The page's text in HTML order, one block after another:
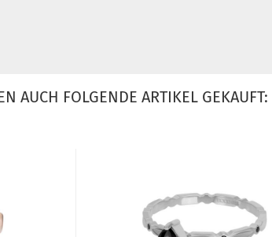
AUCH FOLGENDE ARTIKEL GEKAUFT: